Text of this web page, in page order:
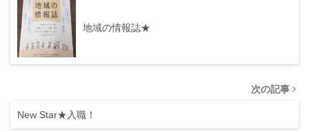
地域の情報誌★
次の記事
New Star★入職！